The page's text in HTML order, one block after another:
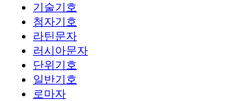
기술기호
첨자기호
라틴문자
러시아문자
단위기호
일반기호
로마자